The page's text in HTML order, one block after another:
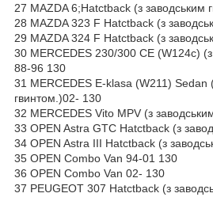
27 MAZDA 6;Hatctback (з заводським
28 MAZDA 323 F Hatctback (з
29 MAZDA 324 F Hatctback (з
30 MERCEDES 230/300 CE (W124c)
88-96 130
31 MERCEDES E-klasa (W211) Sedan
гвинтом.)02- 130
32 MERCEDES Vito MPV (з
33 OPEN Astra GTC Hatctback (з
34 OPEN Astra III Hatctback (з
35 OPEN Combo Van 94-01 130
36 OPEN Combo Van 02- 130
37 PEUGEOT 307 Hatctback (з